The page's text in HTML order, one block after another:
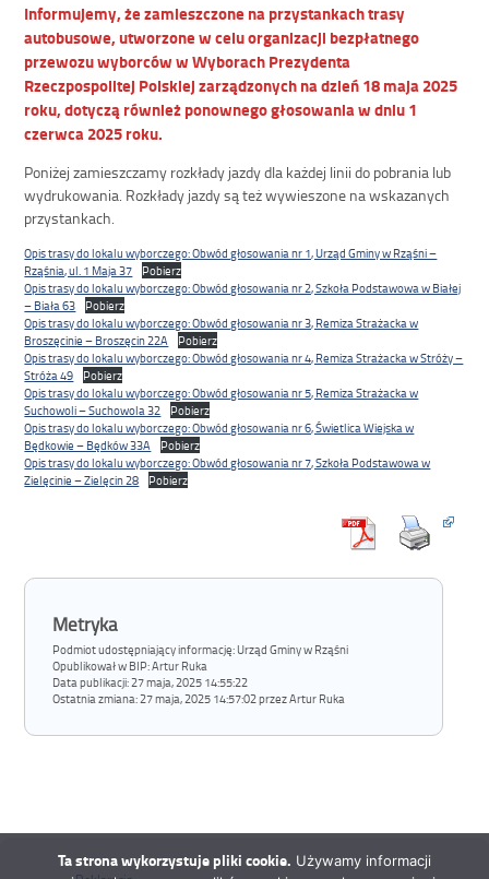
Informujemy, że zamieszczone na przystankach trasy
autobusowe, utworzone w celu organizacji bezpłatnego
przewozu wyborców w Wyborach Prezydenta
Rzeczpospolitej Polskiej zarządzonych na dzień 18 maja 2025
roku, dotyczą również ponownego głosowania w dniu 1
czerwca 2025 roku.
Poniżej zamieszczamy rozkłady jazdy dla każdej linii do pobrania lub
wydrukowania. Rozkłady jazdy są też wywieszone na wskazanych
przystankach.
Opis trasy do lokalu wyborczego: Obwód głosowania nr 1, Urząd Gminy w Rząśni –
Rząśnia, ul. 1 Maja 37
Pobierz
Opis trasy do lokalu wyborczego: Obwód głosowania nr 2, Szkoła Podstawowa w Białej
– Biała 63
Pobierz
Opis trasy do lokalu wyborczego: Obwód głosowania nr 3, Remiza Strażacka w
Broszęcinie – Broszęcin 22A
Pobierz
Opis trasy do lokalu wyborczego: Obwód głosowania nr 4, Remiza Strażacka w Stróży –
Stróża 49
Pobierz
Opis trasy do lokalu wyborczego: Obwód głosowania nr 5, Remiza Strażacka w
Suchowoli – Suchowola 32
Pobierz
Opis trasy do lokalu wyborczego: Obwód głosowania nr 6, Świetlica Wiejska w
Będkowie – Będków 33A
Pobierz
Opis trasy do lokalu wyborczego: Obwód głosowania nr 7, Szkoła Podstawowa w
Zielęcinie – Zielęcin 28
Pobierz
Metryka
Podmiot udostępniający informację: Urząd Gminy w Rząśni
Opublikował w BIP:Artur Ruka
Data publikacji:27 maja, 2025 14:55:22
Ostatnia zmiana:27 maja, 2025 14:57:02 przez Artur Ruka
Ta strona wykorzystuje pliki cookie. Używamy informacji